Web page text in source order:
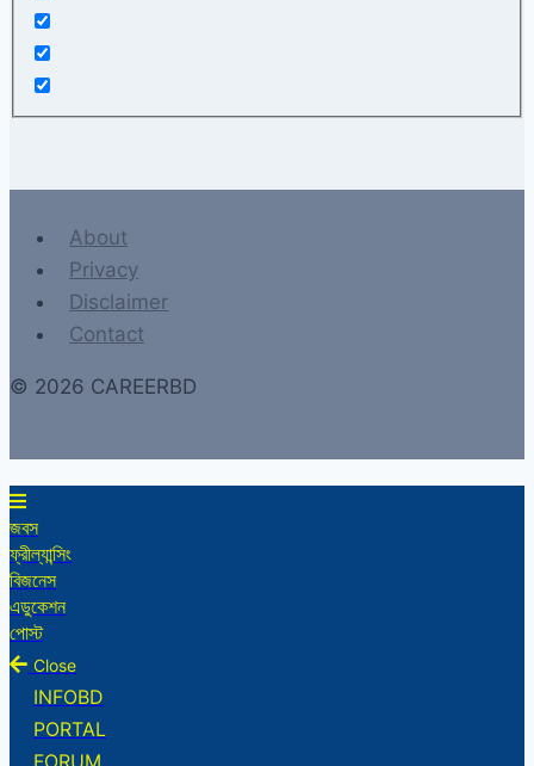
About
Privacy
Disclaimer
Contact
© 2026 CAREERBD
জবস
ফ্রীল্যান্সিং
বিজনেস
এডুকেশন
পোস্ট
Close
INFOBD
PORTAL
FORUM